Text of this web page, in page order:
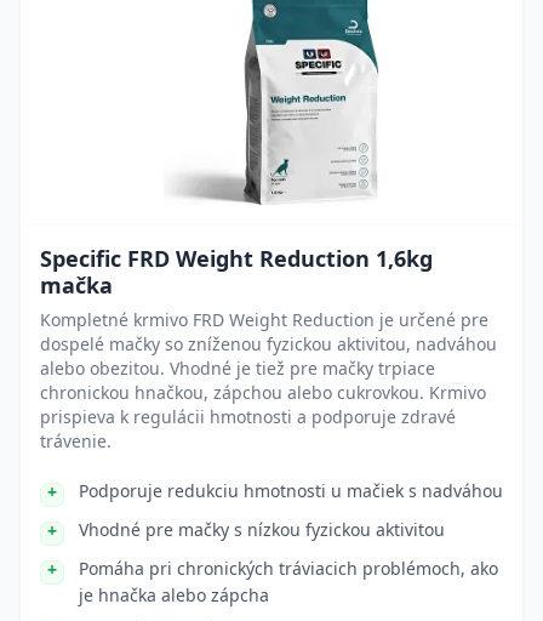
Specific FRD Weight Reduction 1,6kg
mačka
Kompletné krmivo FRD Weight Reduction je určené pre
dospelé mačky so zníženou fyzickou aktivitou, nadváhou
alebo obezitou. Vhodné je tiež pre mačky trpiace
chronickou hnačkou, zápchou alebo cukrovkou. Krmivo
prispieva k regulácii hmotnosti a podporuje zdravé
trávenie.
Podporuje redukciu hmotnosti u mačiek s nadváhou
Vhodné pre mačky s nízkou fyzickou aktivitou
Pomáha pri chronických tráviacich problémoch, ako
je hnačka alebo zápcha